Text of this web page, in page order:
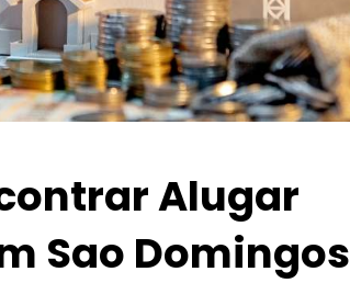
Alugar
Sao Domingos